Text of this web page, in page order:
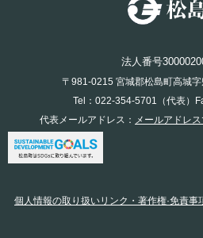
法人番号
〒981-0215 宮城郡松島町高城
Tel：022-354-5701（代表）
代表メールアドレス： メールアドレ
個人情報の取り扱いリンク・著作権·免責事